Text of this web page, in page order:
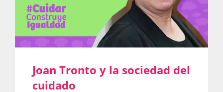
Joan Tronto y la sociedad del
cuidado